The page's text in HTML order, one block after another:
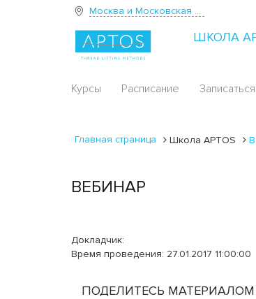
Москва и Московская область
ШКОЛА
Курсы Расписание
Главная страница Школа APTOS
ВЕБИНАР
Докладчик:
Время проведения: 27.01.2017 11:00:00
ПОДЕЛИТЕСЬ